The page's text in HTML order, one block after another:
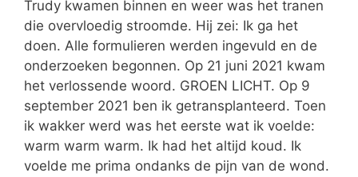
Trudy kwamen binnen en weer was het tranen
die overvloedig stroomde. Hij zei: Ik ga het
doen. Alle formulieren werden ingevuld en de
onderzoeken begonnen. Op 21 juni 2021 kwam
het verlossende woord. GROEN LICHT. Op 9
september 2021 ben ik getransplanteerd. Toen
ik wakker werd was het eerste wat ik voelde:
warm warm warm. Ik had het altijd koud. Ik
voelde me prima ondanks de pijn van de wond.